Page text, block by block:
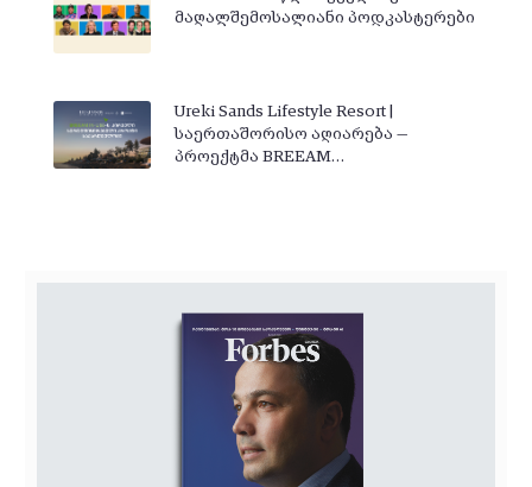
მაღალშემოსალიანი პოდკასტერები
Ureki Sands Lifestyle Resort |
საერთაშორისო აღიარება —
პროექტმა BREEAM…